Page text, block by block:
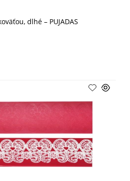
dlhé – PUJADAS